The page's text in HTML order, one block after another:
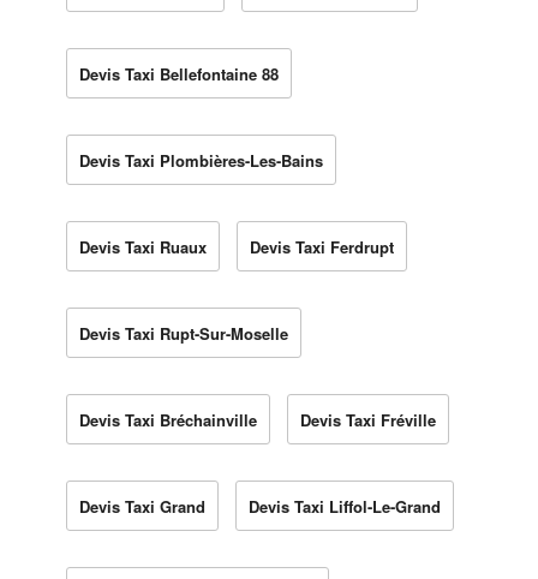
Devis Taxi Bellefontaine 88
Devis Taxi Plombières-Les-Bains
Devis Taxi Ruaux Devis Taxi Ferdrupt
Devis Taxi Rupt-Sur-Moselle
Devis Taxi Bréchainville Devis Taxi Fréville
Devis Taxi Grand Devis Taxi Liffol-Le-Grand